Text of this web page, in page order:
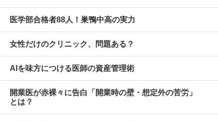
医学部合格者88人！巣鴨中高の実力
女性だけのクリニック、問題ある？
AIを味方につける医師の資産管理術
開業医が赤裸々に告白「開業時の壁・想定外の苦労」
とは？